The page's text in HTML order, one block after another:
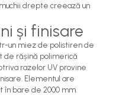
drepte creează un
și finisare
un miez de polistiren de
de rășină polimerică
razelor UV provine
Elementul are
în bare de 2000 mm.